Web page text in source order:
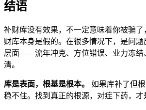
结语
补财库没有效果，不一定意味着你被骗
财库本身是假的。在很多情况下，是问题
层面——流年冲克、方位错误、业力冻结
清。
库是表面，根基是根本。
如果库补了但
稳不住。找到真正的根源，对症下药，才